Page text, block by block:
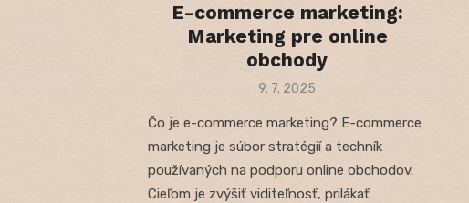
E-commerce marketing:
Marketing pre online
obchody
Posted
9. 7. 2025
Čo je e-commerce marketing? E-commerce
marketing je súbor stratégií a techník
používaných na podporu online obchodov.
Cieľom je zvýšiť viditeľnosť, prilákať